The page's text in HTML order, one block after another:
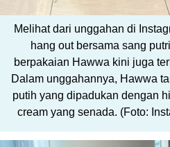
Melihat dari unggahan di
hang out bersama sang
berpakaian Hawwa kini juga
Dalam unggahannya, Hawwa
putih yang dipadukan dengan
cream yang senada. (Foto: